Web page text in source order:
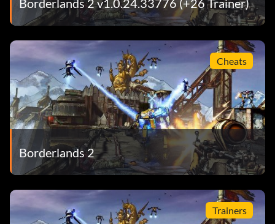
Cheats
Borderlands 2
Trainers